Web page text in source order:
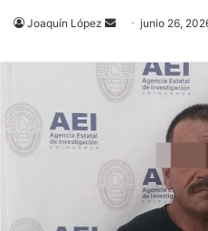
Joaquín López
Send
email
junio 26,